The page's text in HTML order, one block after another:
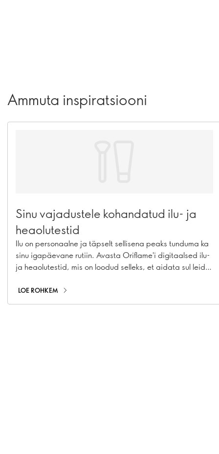
Ammuta inspiratsiooni
Sinu vajadustele kohandatud ilu- ja
heaolutestid
Ilu on personaalne ja täpselt sellisena peaks tunduma ka
sinu igapäevane rutiin. Avasta Oriflame'i digitaalsed ilu-
ja heaolutestid, mis on loodud selleks, et aidata sul leida
virtuaalsest meigilaborist ja õige jumestuskreemi
leidmisest kuni tehisintellektil põhineva nahaanalüüsi ning
LOE ROHKEM